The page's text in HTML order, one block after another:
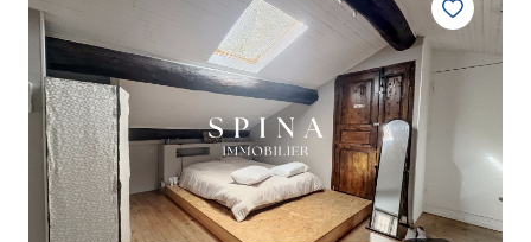
connaître
Nous
contacter
Nous
rejoindre